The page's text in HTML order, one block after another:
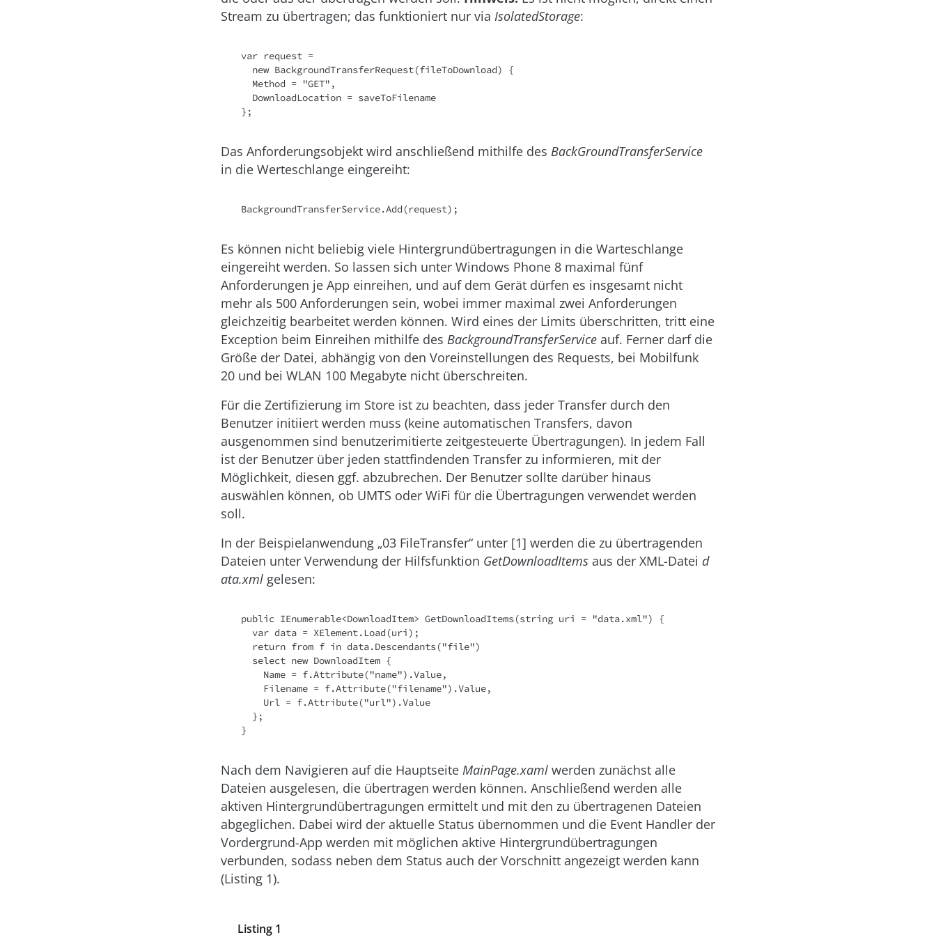
Stream zu übertragen; das funktioniert nur via IsolatedStorage:
var request =
};
Das Anforderungsobjekt wird anschließend mithilfe des BackGroundTransferService
in die Werteschlange eingereiht:
BackgroundTransferService.Add(request);
Es können nicht beliebig viele Hintergrundübertragungen in die Warteschlange
eingereiht werden. So lassen sich unter Windows Phone 8 maximal fünf
Anforderungen je App einreihen, und auf dem Gerät dürfen es insgesamt nicht
mehr als 500 Anforderungen sein, wobei immer maximal zwei Anforderungen
gleichzeitig bearbeitet werden können. Wird eines der Limits überschritten, tritt eine
Exception beim Einreihen mithilfe des BackgroundTransferService auf. Ferner darf die
Größe der Datei, abhängig von den Voreinstellungen des Requests, bei Mobilfunk
20 und bei WLAN 100 Megabyte nicht überschreiten.
Für die Zertifizierung im Store ist zu beachten, dass jeder Transfer durch den
Benutzer initiiert werden muss (keine automatischen Transfers, davon
ausgenommen sind benutzerimitierte zeitgesteuerte Übertragungen). In jedem Fall
ist der Benutzer über jeden stattfindenden Transfer zu informieren, mit der
Möglichkeit, diesen ggf. abzubrechen. Der Benutzer sollte darüber hinaus
auswählen können, ob UMTS oder WiFi für die Übertragungen verwendet werden
soll.
In der Beispielanwendung „03 FileTransfer“ unter [1] werden die zu übertragenden
Dateien unter Verwendung der Hilfsfunktion GetDownloadItems aus der XML-Datei d
ata.xml gelesen:
public IEnumerable<DownloadItem> GetDownloadItems(string uri = "data.xml") {
}
Nach dem Navigieren auf die Hauptseite MainPage.xaml werden zunächst alle
Dateien ausgelesen, die übertragen werden können. Anschließend werden alle
aktiven Hintergrundübertragungen ermittelt und mit den zu übertragenen Dateien
abgeglichen. Dabei wird der aktuelle Status übernommen und die Event Handler der
Vordergrund-App werden mit möglichen aktive Hintergrundübertragungen
verbunden, sodass neben dem Status auch der Vorschnitt angezeigt werden kann
(Listing 1).
Listing 1